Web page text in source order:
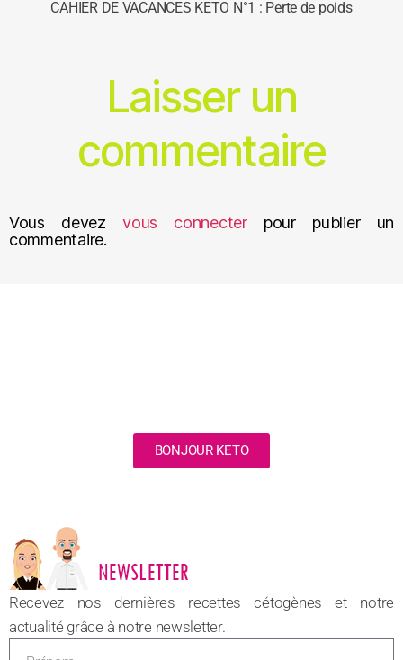
CAHIER DE VACANCES KETO N°1 : Perte de poids
Laisser un
commentaire
Vous devezvous connecterpour publier un
commentaire.
BONJOUR KETO
NOUVEAU
Recevez nos dernières recettes cétogènes et notre
actualité grâce à notre newsletter.